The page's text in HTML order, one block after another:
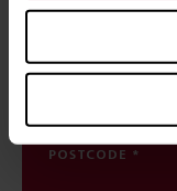
spoor? Maak
POSTCODE